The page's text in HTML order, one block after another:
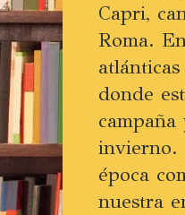
Capri,
Roma.
donde
invierno.
época
nuestra